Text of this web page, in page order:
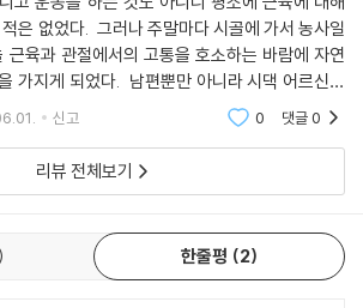
은 없었다. 그러나 주말마다 시골에 가서 농사일
근육과 관절에서의 고통을 호소하는 바람에 자연
가지게 되었다. 남편뿐만 아니라 시댁 어르신들
몸의 구조를 조금이라도 알면 마사지를 한다던가
신고 0 댓글0
리뷰 전체보기
한줄평 2